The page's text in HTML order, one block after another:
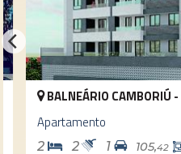
BALNEÁRIO CAMBORIÚ -
Apartamento
2 2 1 105,42